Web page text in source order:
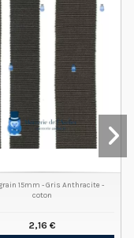
15mm - Gris Anthracite -
coton
2,16 €